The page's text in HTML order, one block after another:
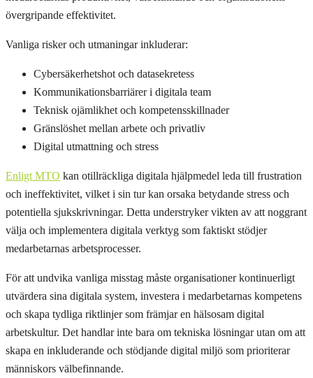
övergripande effektivitet.
Vanliga risker och utmaningar inkluderar:
Cybersäkerhetshot och datasekretess
Kommunikationsbarriärer i digitala team
Teknisk ojämlikhet och kompetensskillnader
Gränslöshet mellan arbete och privatliv
Digital utmattning och stress
Enligt MTO kan otillräckliga digitala hjälpmedel leda till frustration
och ineffektivitet, vilket i sin tur kan orsaka betydande stress och
potentiella sjukskrivningar. Detta understryker vikten av att noggrant
välja och implementera digitala verktyg som faktiskt stödjer
medarbetarnas arbetsprocesser.
För att undvika vanliga misstag måste organisationer kontinuerligt
utvärdera sina digitala system, investera i medarbetarnas kompetens
och skapa tydliga riktlinjer som främjar en hälsosam digital
arbetskultur. Det handlar inte bara om tekniska lösningar utan om att
skapa en inkluderande och stödjande digital miljö som prioriterar
människors välbefinnande.